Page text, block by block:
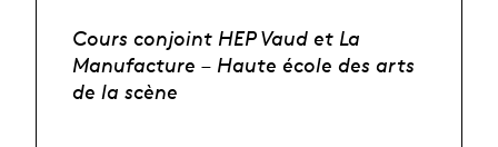
Cours conjoint HEP Vaud et La
Manufacture – Haute école des arts
de la scène